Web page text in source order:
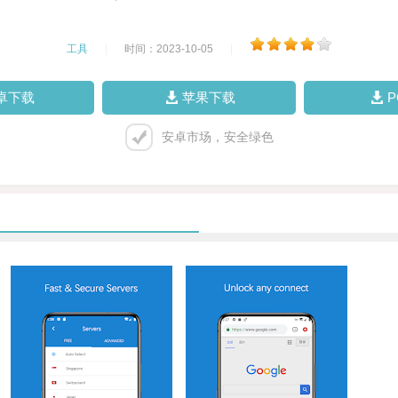
工具 时间：2023-10-05
下载 苹果下载
安卓市场，安全绿色